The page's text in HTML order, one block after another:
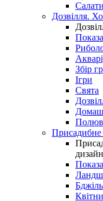
Салати
Дозвілля.
Збір
Ігри
Свята
Присадибне
дизайн